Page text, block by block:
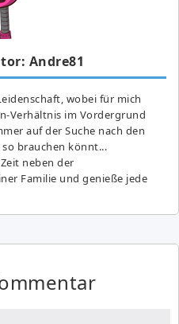
Andre81
wobei für mich
Verhältnis im Vordergrund
auf der Suche nach den
so brauchen könnt...
neben der
Familie und genieße jede